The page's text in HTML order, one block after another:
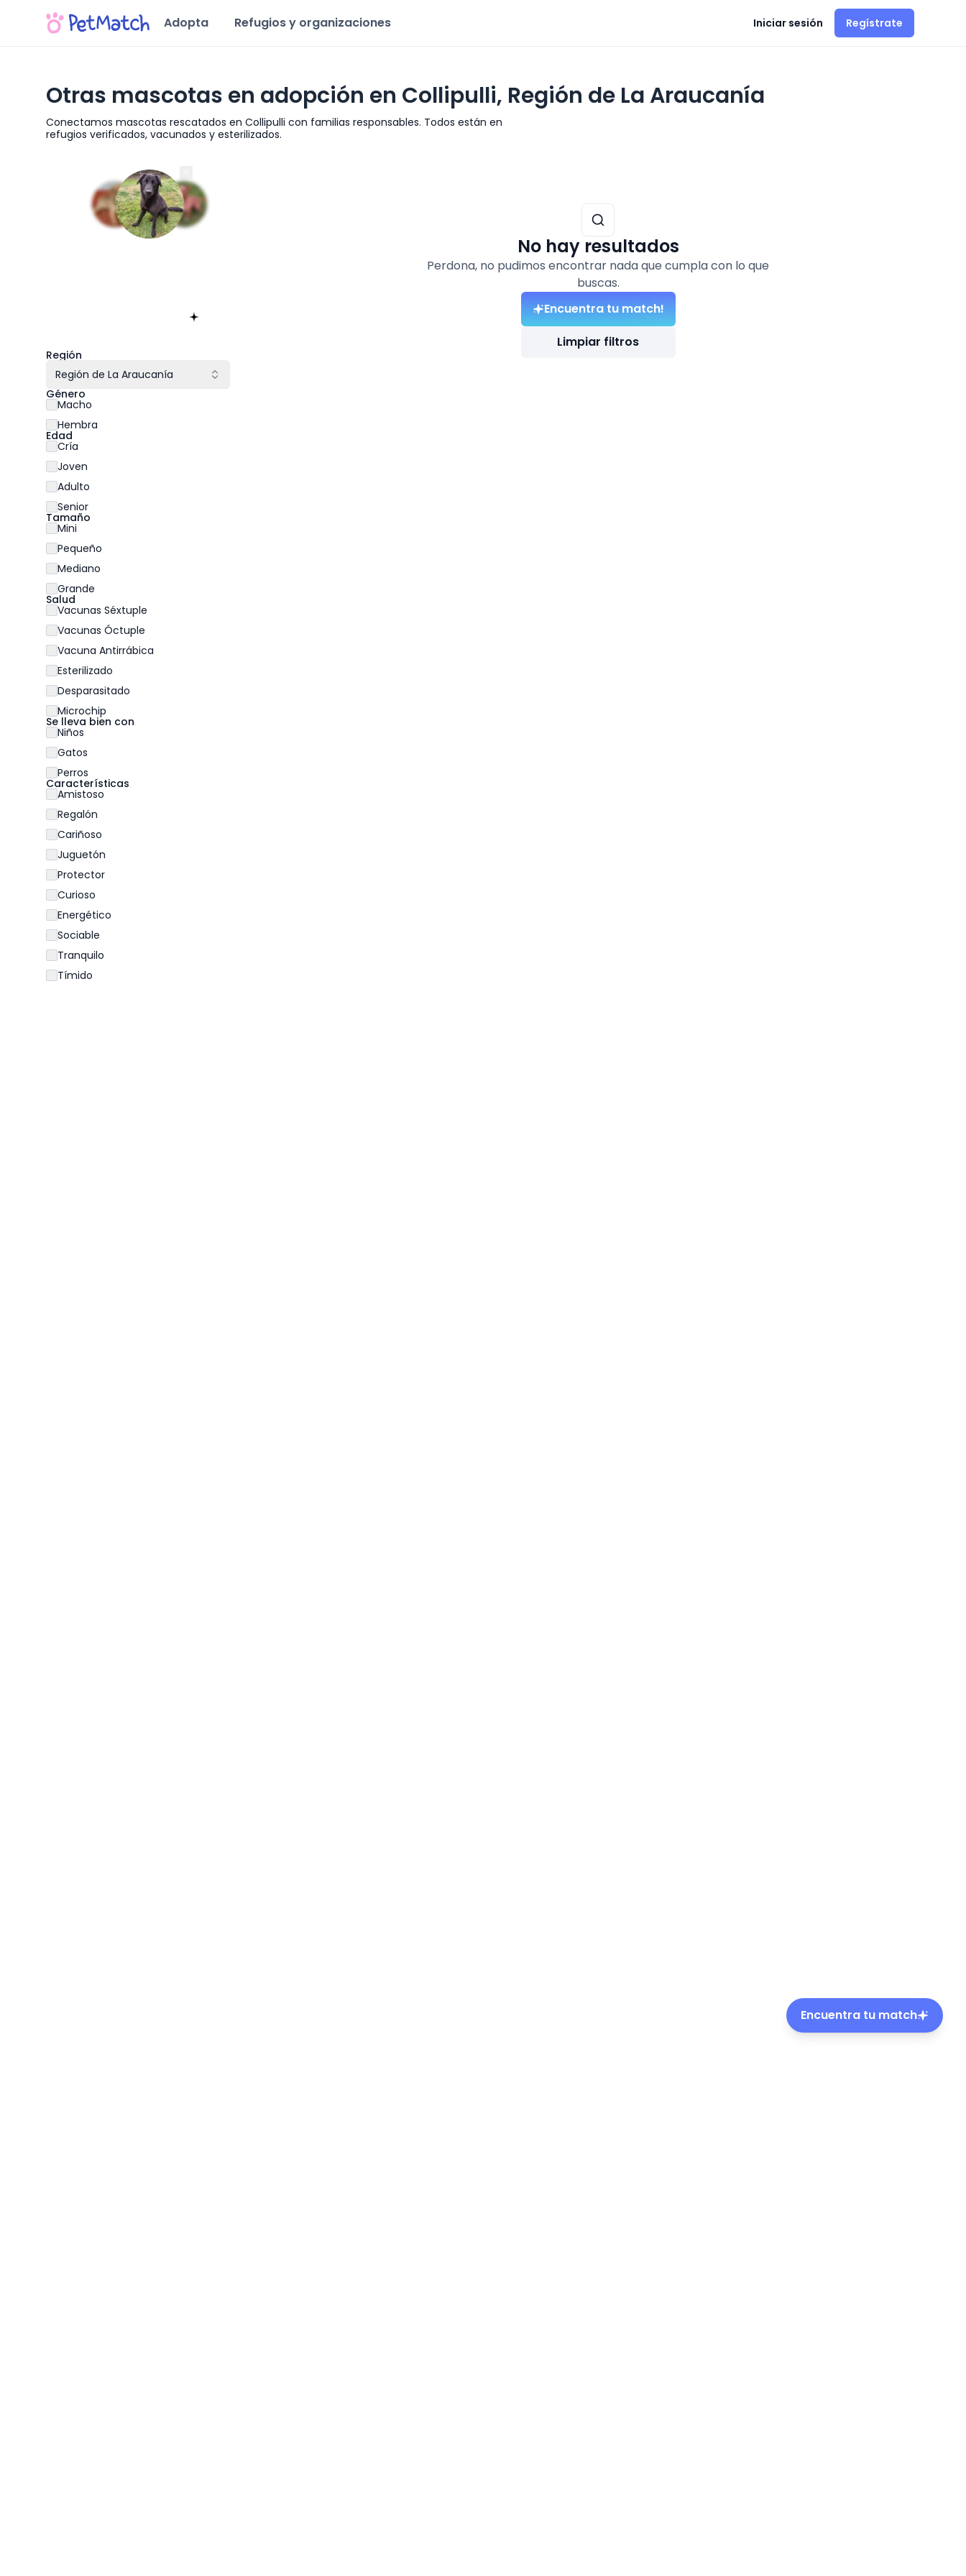
Adopta Refugios y organizaciones Iniciar sesión Regístrate
Otras mascotas en adopción en Collipulli, Región de La Araucanía
Conectamos mascotas rescatados en Collipulli con familias responsables. Todos están en
refugios verificados, vacunados y esterilizados.
Región de La Araucanía
Región
Región de La Araucanía
Género
Macho
Hembra
Edad
Cría
Joven
Adulto
Senior
Tamaño
Mini
Pequeño
Mediano
Grande
Salud
Vacunas Séxtuple
Vacunas Óctuple
Vacuna Antirrábica
Esterilizado
Desparasitado
Microchip
Se lleva bien con
Niños
Gatos
Perros
Características
Amistoso
Regalón
Cariñoso
Juguetón
Protector
Curioso
Energético
Sociable
Tranquilo
Tímido
No hay resultados
Perdona, no pudimos encontrar nada que cumpla con lo que
buscas.
Encuentra tu match!
Limpiar filtros
Encuentra tu match